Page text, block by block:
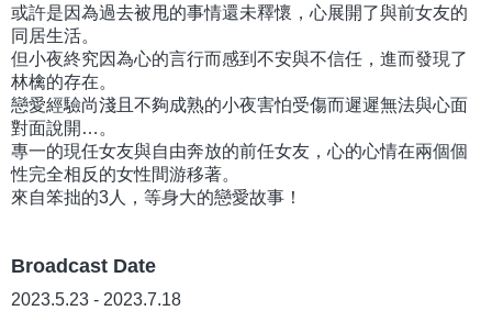
或許是因為過去被甩的事情還未釋懷，心展開了與前女友的
同居生活。
但小夜終究因為心的言行而感到不安與不信任，進而發現了
林檎的存在。
戀愛經驗尚淺且不夠成熟的小夜害怕受傷而遲遲無法與心面
對面說開…。
專一的現任女友與自由奔放的前任女友，心的心情在兩個個
性完全相反的女性間游移著。
來自笨拙的3人，等身大的戀愛故事！
Broadcast Date
2023.5.23 - 2023.7.18